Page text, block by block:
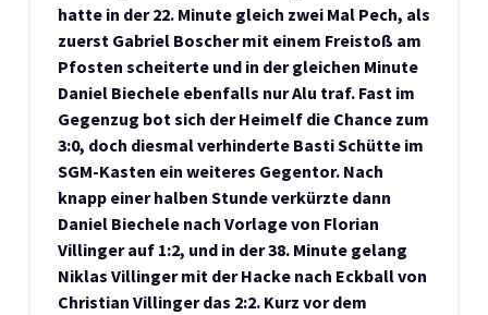
hatte in der 22. Minute gleich zwei Mal Pech, als
zuerst Gabriel Boscher mit einem Freistoß am
Pfosten scheiterte und in der gleichen Minute
Daniel Biechele ebenfalls nur Alu traf. Fast im
Gegenzug bot sich der Heimelf die Chance zum
3:0, doch diesmal verhinderte Basti Schütte im
SGM-Kasten ein weiteres Gegentor. Nach
knapp einer halben Stunde verkürzte dann
Daniel Biechele nach Vorlage von Florian
Villinger auf 1:2, und in der 38. Minute gelang
Niklas Villinger mit der Hacke nach Eckball von
Christian Villinger das 2:2. Kurz vor dem